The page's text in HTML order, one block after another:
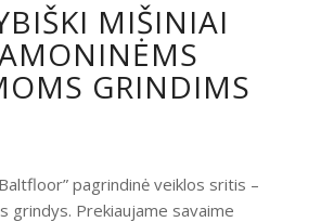
MIŠINIAI
GRINDIMS
pagrindinė veiklos sritis –
grindys. Prekiaujame savaime